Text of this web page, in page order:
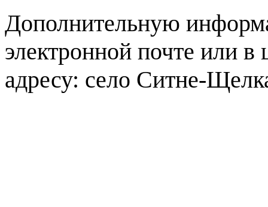
Дополнительную
электронной почте или в
адресу: село Ситне-